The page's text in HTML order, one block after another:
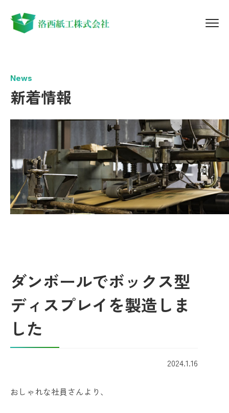
News
新着情報
ダンボールでボックス型
ディスプレイを製造しま
した
2024.1.16
おしゃれな社員さんより、